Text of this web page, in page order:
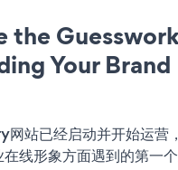
the
Your Brand
站已经启动并开始运营
线形象方面遇到的第一个